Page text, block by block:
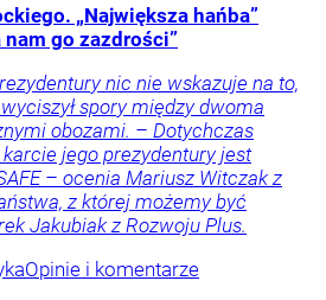
„Największa hańba”
nam go zazdrości”
nic nie wskazuje na to,
spory między dwoma
obozami. – Dotychczas
jego prezydentury jest
– ocenia Mariusz Witczak z
z której możemy być
Jakubiak z Rozwoju Plus.
Opinie i komentarze